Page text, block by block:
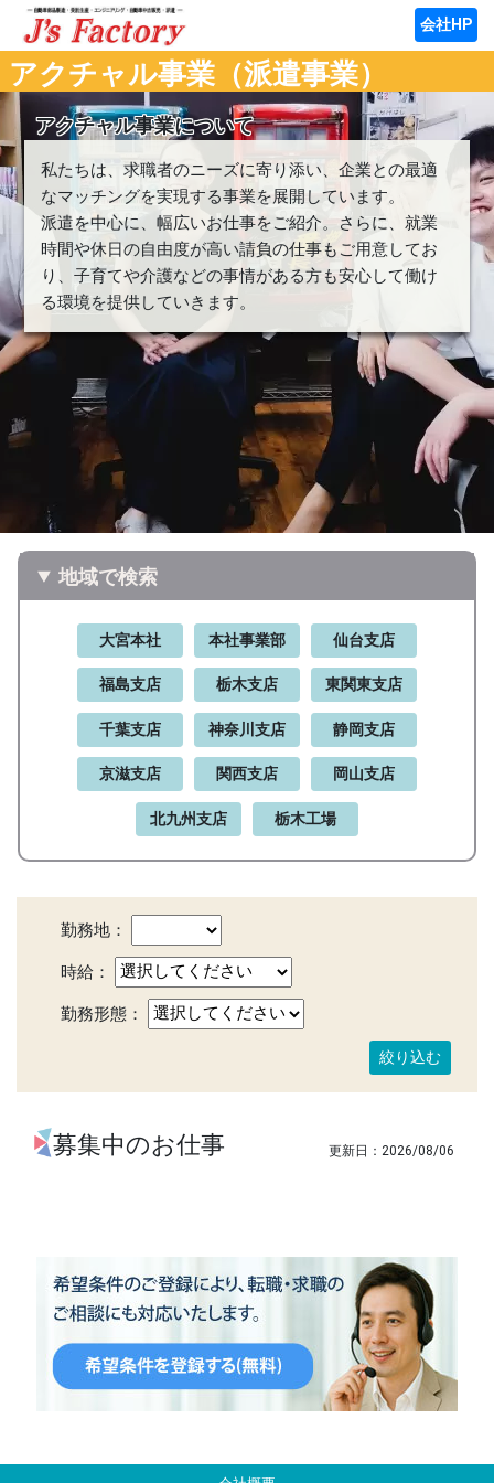
会社HP
アクチャル事業（派遣事業）
アクチャル事業について
私たちは、求職者のニーズに寄り添い、企業との最適
なマッチングを実現する事業を展開しています。
派遣を中心に、幅広いお仕事をご紹介。さらに、就業
時間や休日の自由度が高い請負の仕事もご用意してお
り、子育てや介護などの事情がある方も安心して働け
る環境を提供していきます。
地域で検索
大宮本社 本社事業部 仙台支店
福島支店 栃木支店 東関東支店
千葉支店 神奈川支店 静岡支店
京滋支店 関西支店 岡山支店
北九州支店 栃木工場
勤務地：
時給：
勤務形態：
募集中のお仕事 2026/08/06